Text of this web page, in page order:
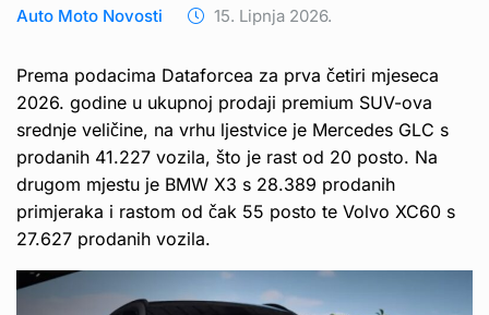
Auto Moto Novosti 15. Lipnja 2026.
Prema podacima Dataforcea za prva četiri mjeseca
2026. godine u ukupnoj prodaji premium SUV-ova
srednje veličine, na vrhu ljestvice je Mercedes GLC s
prodanih 41.227 vozila, što je rast od 20 posto. Na
drugom mjestu je BMW X3 s 28.389 prodanih
primjeraka i rastom od čak 55 posto te Volvo XC60 s
27.627 prodanih vozila.